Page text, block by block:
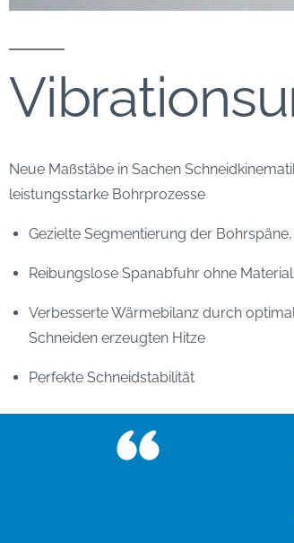
Neue Maßstäbe in Sachen
leistungsstarke Bohrprozesse
Gezielte Segmentierung der
Reibungslose Spanabfuhr ohne
Verbesserte Wärmebilanz durch
Schneiden erzeugten Hitze
Perfekte Schneidstabilität